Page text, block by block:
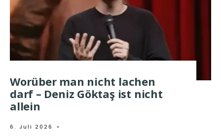
Worüber man nicht lachen
darf – Deniz Göktaş ist nicht
allein
6. Juli 2026 •